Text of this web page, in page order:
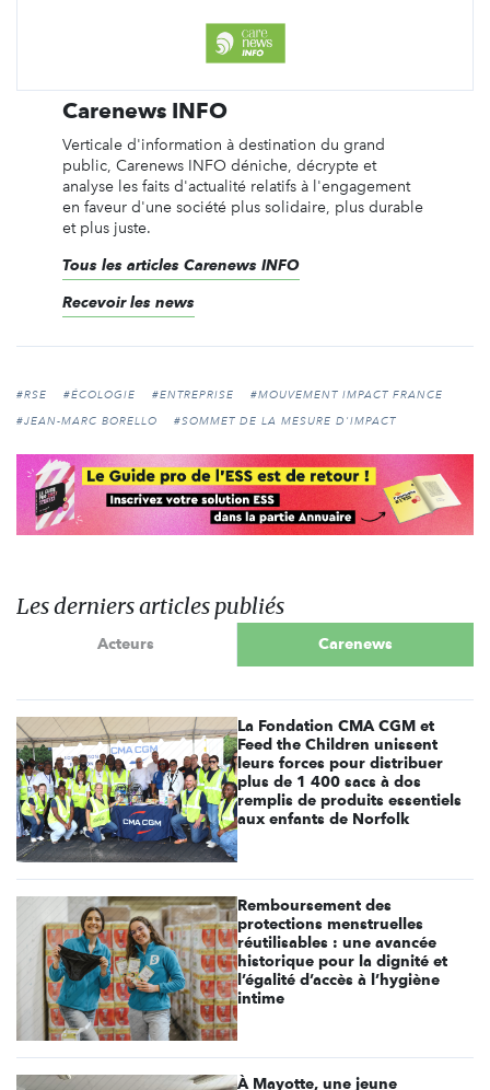
Carenews INFO
Verticale d'information à destination du grand
public, Carenews INFO déniche, décrypte et
analyse les faits d'actualité relatifs à l'engagement
en faveur d'une société plus solidaire, plus durable
et plus juste.
Tous les articles Carenews INFO
Recevoir les news
#RSE #ÉCOLOGIE #ENTREPRISE
#MOUVEMENT IMPACT FRANCE
#JEAN-MARC BORELLO
#SOMMET DE LA MESURE D'IMPACT
Les derniers articles publiés
Acteurs Carenews
La Fondation CMA CGM et
Feed the Children unissent
leurs forces pour distribuer
plus de 1 400 sacs à dos
remplis de produits essentiels
aux enfants de Norfolk
Remboursement des
protections menstruelles
réutilisables : une avancée
historique pour la dignité et
l’égalité d’accès à l’hygiène
intime
À Mayotte, une jeune